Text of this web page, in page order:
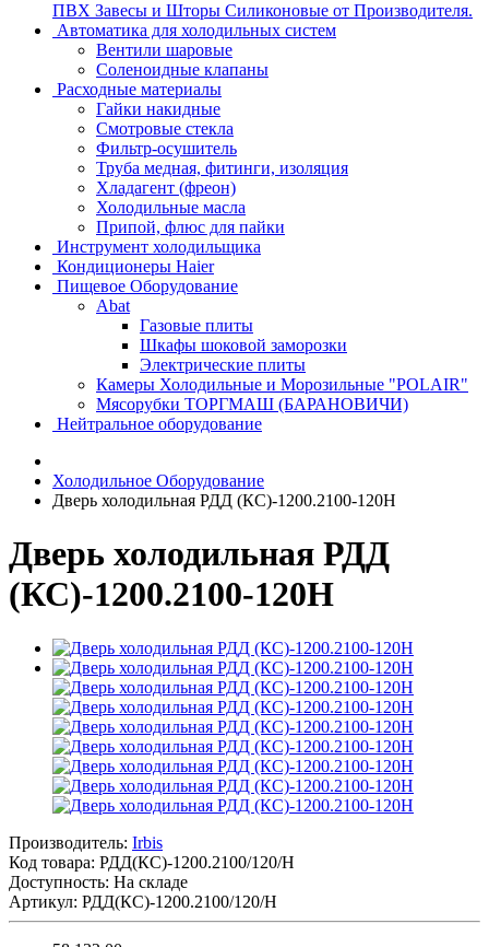
ПВХ Завесы и Шторы Силиконовые от Производителя.
Автоматика для холодильных систем
Вентили шаровые
Соленоидные клапаны
Расходные материалы
Гайки накидные
Смотровые стекла
Фильтр-осушитель
Труба медная, фитинги, изоляция
Хладагент (фреон)
Холодильные масла
Припой, флюс для пайки
Инструмент холодильщика
Кондиционеры Haier
Пищевое Оборудование
Abat
Газовые плиты
Шкафы шоковой заморозки
Электрические плиты
Камеры Холодильные и Морозильные "POLAIR"
Мясорубки ТОРГМАШ (БАРАНОВИЧИ)
Нейтральное оборудование
Холодильное Оборудование
Дверь холодильная РДД (КС)-1200.2100-120Н
Дверь холодильная РДД
(КС)-1200.2100-120Н
Производитель: Irbis
Код товара: РДД(КС)-1200.2100/120/Н
Доступность: На складе
Артикул: РДД(КС)-1200.2100/120/Н